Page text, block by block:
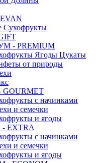
Сухофрукты
- PREMIUM
Ягоды Цукаты
от природы
с начинками
и семечки
и ягоды
EXTRA
с начинками
и семечки
и ягоды